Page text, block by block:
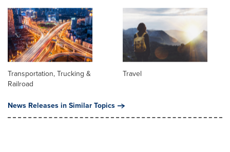
Transportation, Trucking &
Railroad
Travel
News Releases in Similar Topics